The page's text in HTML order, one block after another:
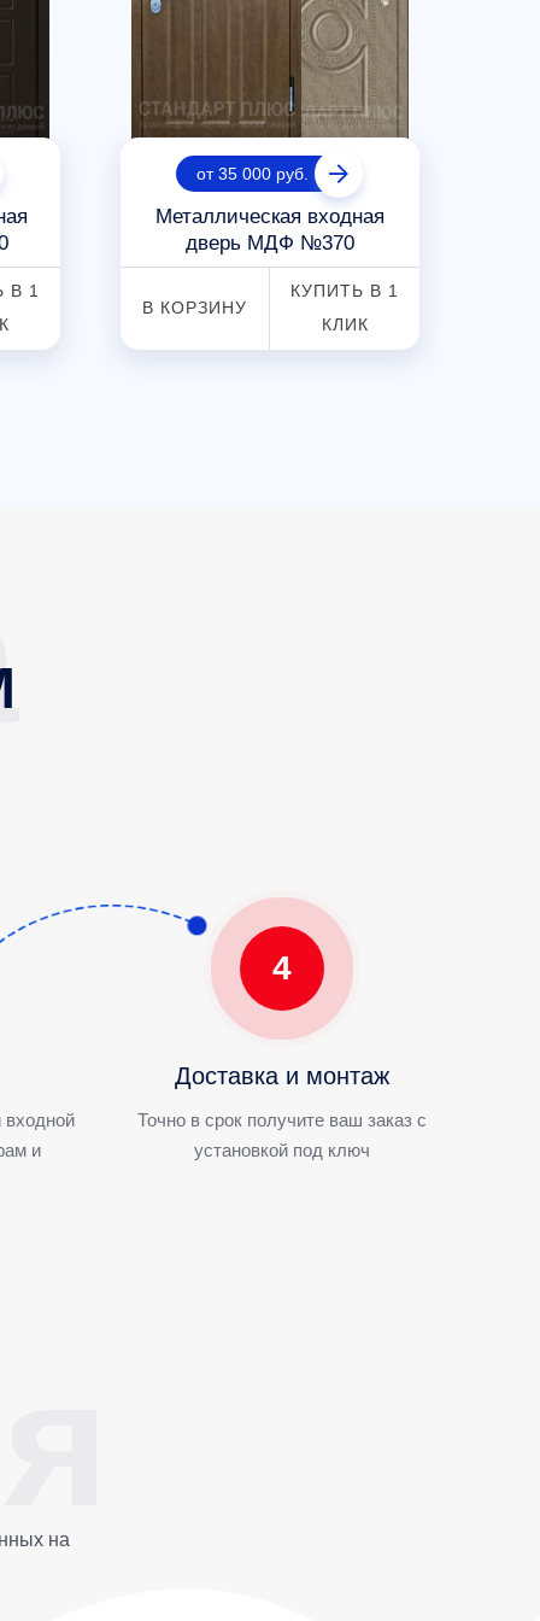
В 1
от 35 000 руб.
Металлическая входная
дверь МДФ №370
В КОРЗИНУ
КУПИТЬ В 1
КЛИК
входной
и
4
Доставка и монтаж
Точно в срок получите ваш заказ с
установкой под ключ
на